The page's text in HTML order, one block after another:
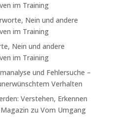
im Training
Nein und andere
im Training
Nein und andere
im Training
und Fehlersuche –
Verhalten
Verstehen, Erkennen
zu Vom Umgang